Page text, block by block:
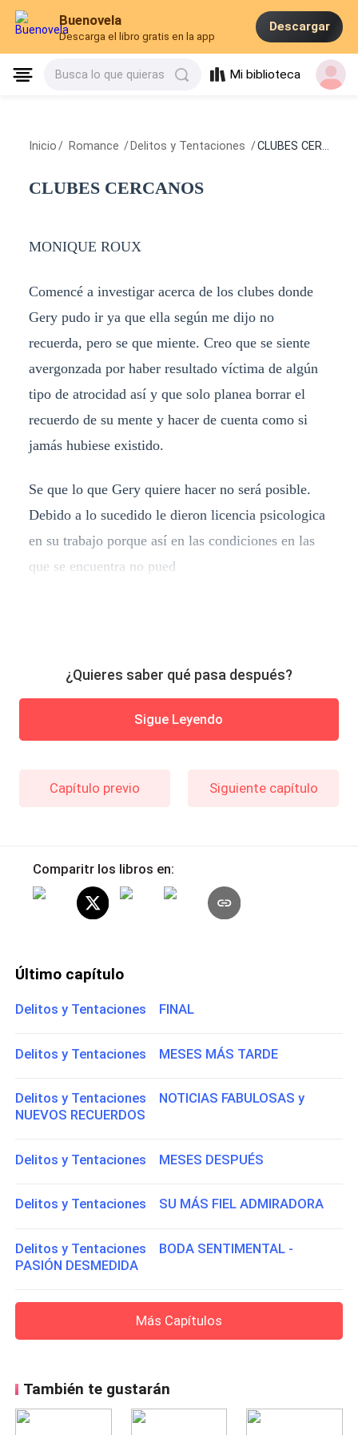
Buenovela
Descarga el libro gratis en la app
Descargar
Busca lo que quieras Mi biblioteca
Inicio / Romance / Delitos y Tentaciones /CLUBES CERCANOS
CLUBES CERCANOS
MONIQUE ROUX
Comencé a investigar acerca de los clubes donde
Gery pudo ir ya que ella según me dijo no
recuerda, pero se que miente. Creo que se siente
avergonzada por haber resultado víctima de algún
tipo de atrocidad así y que solo planea borrar el
recuerdo de su mente y hacer de cuenta como si
jamás hubiese existido.
Se que lo que Gery quiere hacer no será posible.
Debido a lo sucedido le dieron licencia psicologica
en su trabajo porque así en las condiciones en las
que se encuentra no pued
¿Quieres saber qué pasa después?
Sigue Leyendo
Capítulo previo Siguiente capítulo
Comparitr los libros en:
Último capítulo
Delitos y Tentaciones FINAL
Delitos y Tentaciones MESES MÁS TARDE
Delitos y Tentaciones NOTICIAS FABULOSAS y
NUEVOS RECUERDOS
Delitos y Tentaciones MESES DESPUÉS
Delitos y Tentaciones SU MÁS FIEL ADMIRADORA
Delitos y Tentaciones BODA SENTIMENTAL -
PASIÓN DESMEDIDA
Más Capítulos
También te gustarán